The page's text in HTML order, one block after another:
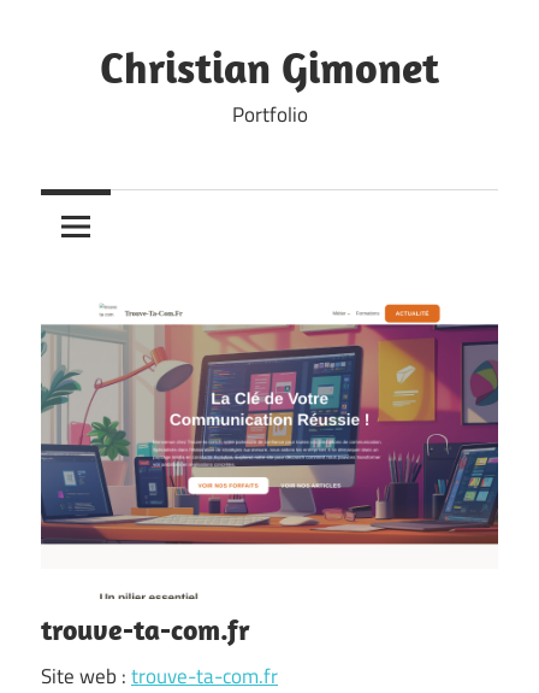
contentChristian Gimonet
Portfolio
trouve-ta-com.fr
Site web :trouve-ta-com.fr